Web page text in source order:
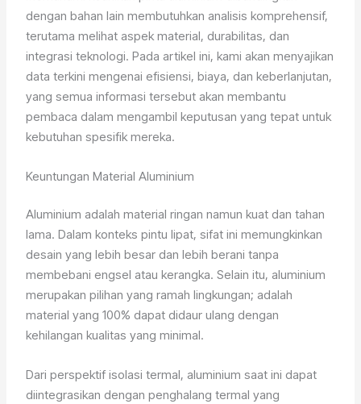
dengan bahan lain membutuhkan analisis komprehensif,
terutama melihat aspek material, durabilitas, dan
integrasi teknologi. Pada artikel ini, kami akan menyajikan
data terkini mengenai efisiensi, biaya, dan keberlanjutan,
yang semua informasi tersebut akan membantu
pembaca dalam mengambil keputusan yang tepat untuk
kebutuhan spesifik mereka.
Keuntungan Material Aluminium
Aluminium adalah material ringan namun kuat dan tahan
lama. Dalam konteks pintu lipat, sifat ini memungkinkan
desain yang lebih besar dan lebih berani tanpa
membebani engsel atau kerangka. Selain itu, aluminium
merupakan pilihan yang ramah lingkungan; adalah
material yang 100% dapat didaur ulang dengan
kehilangan kualitas yang minimal.
Dari perspektif isolasi termal, aluminium saat ini dapat
diintegrasikan dengan penghalang termal yang